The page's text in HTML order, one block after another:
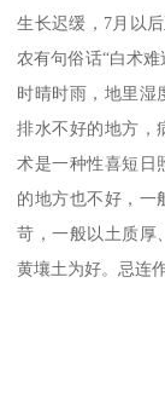
生长迟缓，7月以
农有句俗话“白术
时晴时雨，地里湿
排水不好的地方，
术是一种性喜短日
的地方也不好，一
苛，一般以土质厚
黄壤土为好。忌连